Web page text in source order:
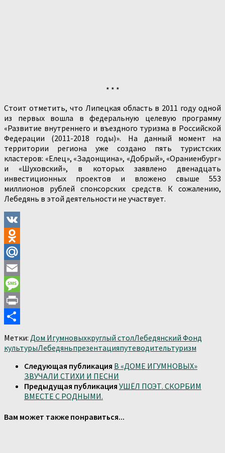
* * *
Стоит отметить, что Липецкая область в 2011 году одной
из первых вошла в федеральную целевую программу
«Развитие внутреннего и въездного туризма в Российской
Федерации (2011-2018 годы)». На данный момент на
территории региона уже создано пять туристских
кластеров: «Елец», «Задонщина», «Добрый», «Ораниенбург»
и «Шуховский», в которых заявлено двенадцать
инвестиционных проектов и вложено свыше 553
миллионов рублей спонсорских средств. К сожалению,
Лебедянь в этой деятельности не участвует.
VK
Odnoklassniki
Mail.Ru
Email
Message
Print
Метки: Дом Игумновыхкруглый столЛебедянский Фонд
культурыЛебедяньпрезентацияпутеводительтуризм
Следующая публикация В «ДОМЕ ИГУМНОВЫХ»
ЗВУЧАЛИ СТИХИ И ПЕСНИ
Предыдущая публикация УШЁЛ ПОЭТ. СКОРБИМ
ВМЕСТЕ С РОДНЫМИ.
Вам может также понравиться...